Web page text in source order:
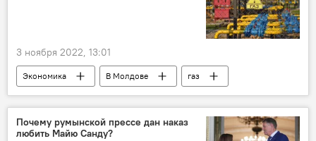
3 ноября 2022, 13:01
Экономика В Молдове
газ
Андрей Спыну
реверс
Почему румынской прессе дан наказ
любить Майю Санду?